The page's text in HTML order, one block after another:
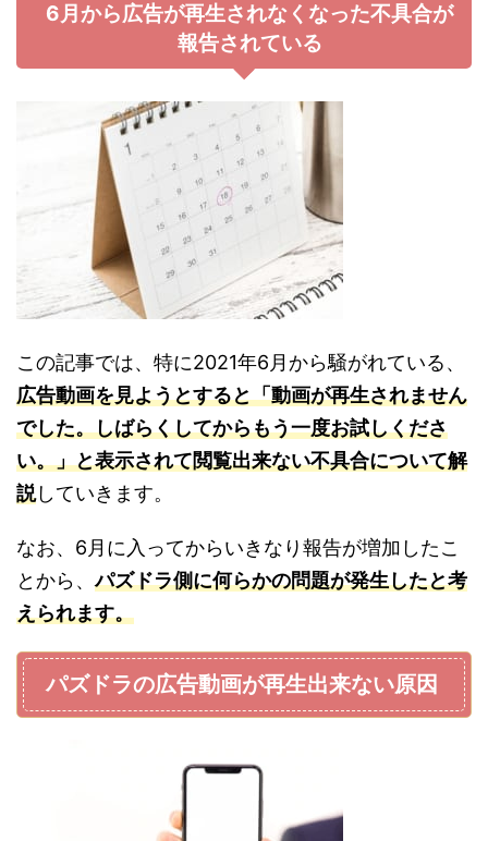
6月から広告が再生されなくなった不具合が
報告されている
この記事では、特に2021年6月から騒がれている、
広告動画を見ようとすると「動画が再生されません
でした。しばらくしてからもう一度お試しくださ
い。」と表示されて閲覧出来ない不具合について解
説していきます。
なお、6月に入ってからいきなり報告が増加したこ
とから、パズドラ側に何らかの問題が発生したと考
えられます。
パズドラの広告動画が再生出来ない原因